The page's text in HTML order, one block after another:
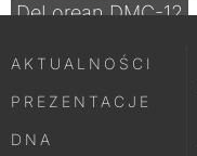
DeLorean DMC-12
AKTUALNOŚCI
PREZENTACJE
DNA